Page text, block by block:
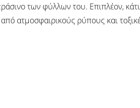
των φύλλων του. Επιπλέον,
ατμοσφαιρικούς ρύπους και